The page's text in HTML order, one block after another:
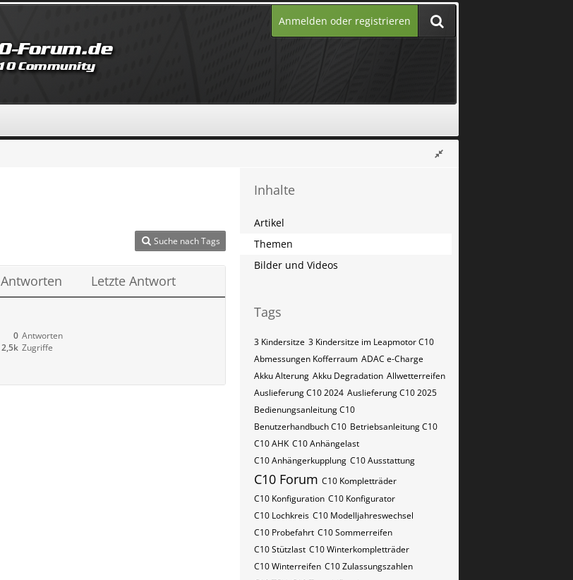
Anmelden oder registrieren
Suche nach Tags
Antworten
Letzte Antwort
Antworten
0
Zugriffe
2,5k
Inhalte
Artikel
Themen
Bilder und Videos
Tags
3 Kindersitze 3 Kindersitze im Leapmotor C10
Abmessungen Kofferraum ADAC e-Charge
Akku Alterung Akku Degradation Allwetterreifen
Auslieferung C10 2024 Auslieferung C10 2025
Bedienungsanleitung C10
Benutzerhandbuch C10 Betriebsanleitung C10
C10 AHK C10 Anhängelast
C10 Anhängerkupplung C10 Ausstattung
C10 Forum C10 Kompletträder
C10 Konfiguration C10 Konfigurator
C10 Lochkreis C10 Modelljahreswechsel
C10 Probefahrt C10 Sommerreifen
C10 Stützlast C10 Winterkompletträder
C10 Winterreifen C10 Zulassungszahlen